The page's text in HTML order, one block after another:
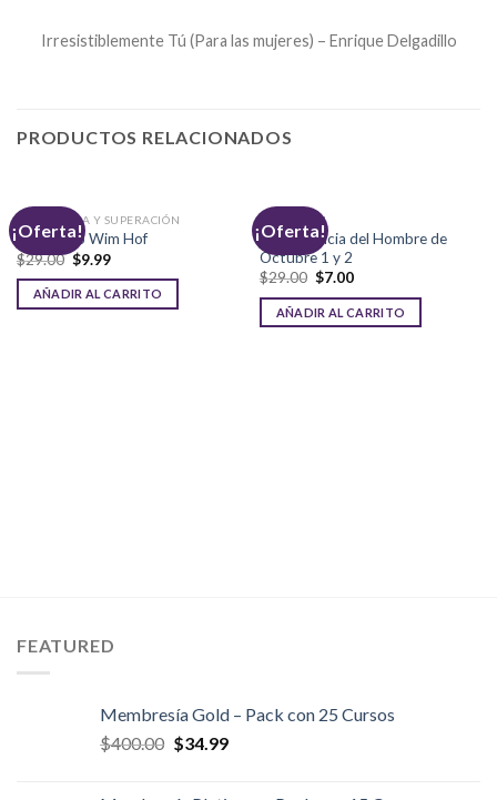
Irresistiblemente Tú (Para las mujeres) – Enrique Delgadillo
PRODUCTOS RELACIONADOS
¡Oferta!
AUTOAYUDA Y SUPERACIÓN
El Método Wim Hof
$29.00 El
precio
original
era:
$29.00.
$9.99El
actual
es:
$9.99.
AÑADIR AL CARRITO
¡Oferta!
SEDUCCIÓN
La Secuencia del Hombre de
Octubre 1 y 2
$29.00 El
original
era:
$7.00El
actual
es:
AÑADIR AL CARRITO
FEATURED
Membresía Gold – Pack con 25 Cursos
$400.00 El
$34.99El